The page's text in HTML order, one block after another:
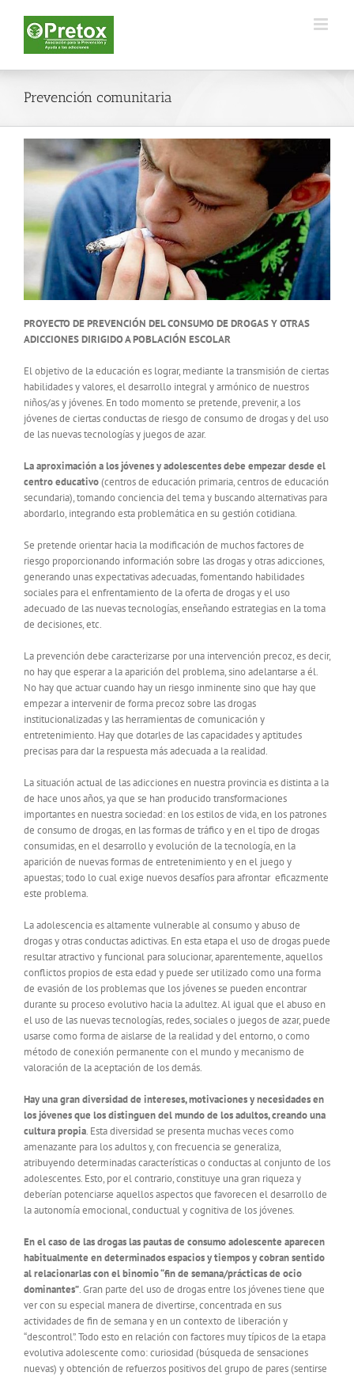
contenido
Prevención comunitaria
PROYECTO DE PREVENCIÓN DEL CONSUMO DE DROGAS Y OTRAS
ADICCIONES DIRIGIDO A POBLACIÓN ESCOLAR
El objetivo de la educación es lograr, mediante la transmisión de ciertas
habilidades y valores, el desarrollo integral y armónico de nuestros
niños/as y jóvenes. En todo momento se pretende, prevenir, a los
jóvenes de ciertas conductas de riesgo de consumo de drogas y del uso
de las nuevas tecnologías y juegos de azar.
La aproximación a los jóvenes y adolescentes debe empezar desde el
centro educativo(centros de educación primaria, centros de educación
secundaria), tomando conciencia del tema y buscando alternativas para
abordarlo, integrando esta problemática en su gestión cotidiana.
Se pretende orientar hacia la modificación de muchos factores de
riesgo proporcionando información sobre las drogas y otras adicciones,
generando unas expectativas adecuadas, fomentando habilidades
sociales para el enfrentamiento de la oferta de drogas y el uso
adecuado de las nuevas tecnologías, enseñando estrategias en la toma
de decisiones, etc.
La prevención debe caracterizarse por una intervención precoz, es decir,
no hay que esperar a la aparición del problema, sino adelantarse a él.
No hay que actuar cuando hay un riesgo inminente sino que hay que
empezar a intervenir de forma precoz sobre las drogas
institucionalizadas y las herramientas de comunicación y
entretenimiento. Hay que dotarles de las capacidades y aptitudes
precisas para dar la respuesta más adecuada a la realidad.
La situación actual de las adicciones en nuestra provincia es distinta a la
de hace unos años, ya que se han producido transformaciones
importantes en nuestra sociedad: en los estilos de vida, en los patrones
de consumo de drogas, en las formas de tráfico y en el tipo de drogas
consumidas, en el desarrollo y evolución de la tecnología, en la
aparición de nuevas formas de entretenimiento y en el juego y
apuestas; todo lo cual exige nuevos desafíos para afrontar eficazmente
este problema.
La adolescencia es altamente vulnerable al consumo y abuso de
drogas y otras conductas adictivas. En esta etapa el uso de drogas puede
resultar atractivo y funcional para solucionar, aparentemente, aquellos
conflictos propios de esta edad y puede ser utilizado como una forma
de evasión de los problemas que los jóvenes se pueden encontrar
durante su proceso evolutivo hacia la adultez. Al igual que el abuso en
el uso de las nuevas tecnologías, redes, sociales o juegos de azar, puede
usarse como forma de aislarse de la realidad y del entorno, o como
método de conexión permanente con el mundo y mecanismo de
valoración de la aceptación de los demás.
Hay una gran diversidad de intereses, motivaciones y necesidades en
los jóvenes que los distinguen del mundo de los adultos, creando una
cultura propia. Esta diversidad se presenta muchas veces como
amenazante para los adultos y, con frecuencia se generaliza,
atribuyendo determinadas características o conductas al conjunto de los
adolescentes. Esto, por el contrario, constituye una gran riqueza y
deberían potenciarse aquellos aspectos que favorecen el desarrollo de
la autonomía emocional, conductual y cognitiva de los jóvenes.
En el caso de las drogas las pautas de consumo adolescente aparecen
habitualmente en determinados espacios y tiempos y cobran sentido
al relacionarlas con el binomio “fin de semana/prácticas de ocio
dominantes”. Gran parte del uso de drogas entre los jóvenes tiene que
ver con su especial manera de divertirse, concentrada en sus
actividades de fin de semana y en un contexto de liberación y
“descontrol”. Todo esto en relación con factores muy típicos de la etapa
evolutiva adolescente como: curiosidad (búsqueda de sensaciones
nuevas) y obtención de refuerzos positivos del grupo de pares (sentirse